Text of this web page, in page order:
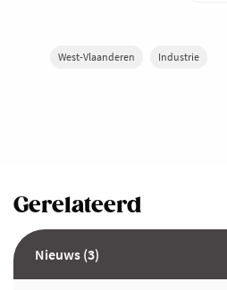
West-Vlaanderen Industrie
Gerelateerd
Nieuws (3)